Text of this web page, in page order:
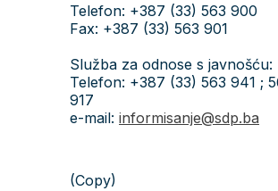
Telefon: +387 (33) 563 900
Fax: +387 (33) 563 901
Služba za odnose s javnošću:
Telefon: +387 (33) 563 941 ;
917
e-mail: informisanje@sdp.ba
(Copy)